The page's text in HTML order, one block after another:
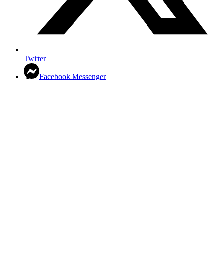
Twitter
Facebook Messenger